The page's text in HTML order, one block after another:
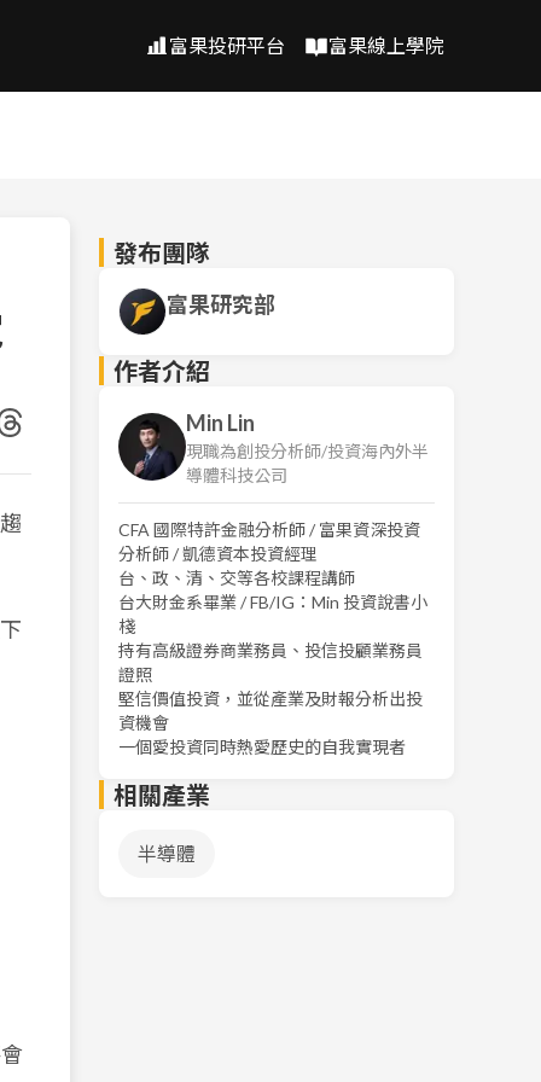
富果投研平台 富果線上學院
發布團隊
富果研究部
作者介紹
Min Lin
現職為創投分析師/投資海內外半
導體科技公司
CFA 國際特許金融分析師 / 富果資深投資
分析師 / 凱德資本投資經理
台、政、清、交等各校課程講師
台大財金系畢業 / FB/IG：Min 投資說書小
棧
持有高級證券商業務員、投信投顧業務員
證照
堅信價值投資，並從產業及財報分析出投
資機會
一個愛投資同時熱愛歷史的自我實現者
相關產業
半導體